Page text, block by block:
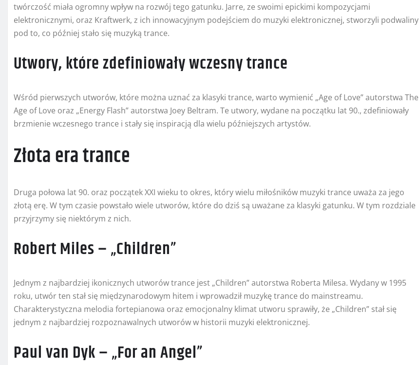
twórczość miała ogromny wpływ na rozwój tego gatunku. Jarre, ze swoimi epickimi kompozycjami
elektronicznymi, oraz Kraftwerk, z ich innowacyjnym podejściem do muzyki elektronicznej, stworzyli podwaliny
pod to, co później stało się muzyką trance.
Utwory, które zdefiniowały wczesny trance
Wśród pierwszych utworów, które można uznać za klasyki trance, warto wymienić „Age of Love” autorstwa The
Age of Love oraz „Energy Flash” autorstwa Joey Beltram. Te utwory, wydane na początku lat 90., zdefiniowały
brzmienie wczesnego trance i stały się inspiracją dla wielu późniejszych artystów.
Złota era trance
Druga połowa lat 90. oraz początek XXI wieku to okres, który wielu miłośników muzyki trance uważa za jego
złotą erę. W tym czasie powstało wiele utworów, które do dziś są uważane za klasyki gatunku. W tym rozdziale
przyjrzymy się niektórym z nich.
Robert Miles – „Children”
Jednym z najbardziej ikonicznych utworów trance jest „Children” autorstwa Roberta Milesa. Wydany w 1995
roku, utwór ten stał się międzynarodowym hitem i wprowadził muzykę trance do mainstreamu.
Charakterystyczna melodia fortepianowa oraz emocjonalny klimat utworu sprawiły, że „Children” stał się
jednym z najbardziej rozpoznawalnych utworów w historii muzyki elektronicznej.
Paul van Dyk – „For an Angel”